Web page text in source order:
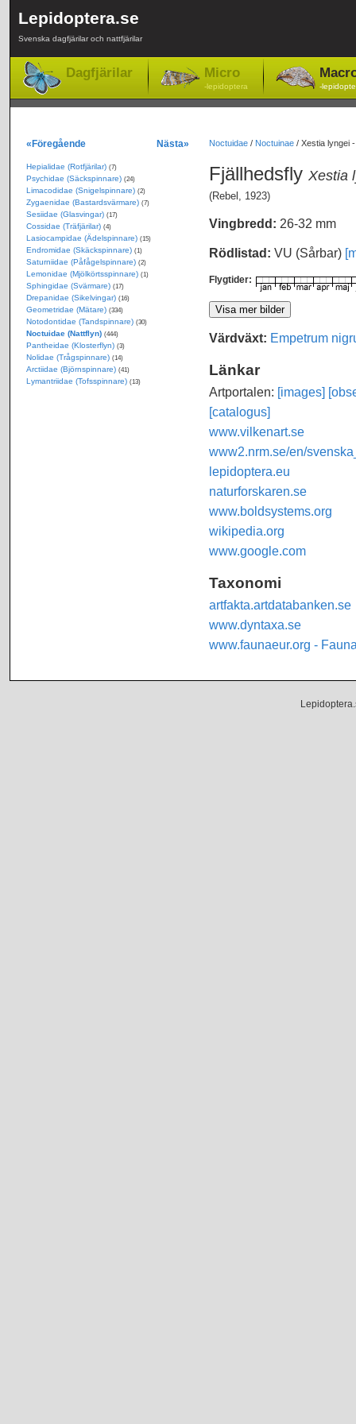
Lepidoptera.se
Svenska dagfjärilar och nattfjärilar
Dagfjärilar Micro
-lepidoptera -
Noctuidae/ Noctuinae/ Xestia lyngei
Fjällhedsfly Xestia
(Rebel, 1923)
Vingbredd: 26-32 mm
Rödlistad: VU (Sårbar)
Flygtider:
Värdväxt: Empetrum
Länkar
Artportalen: [images]
[catalogus]
www.vilkenart.se
www2.nrm.se/en/
lepidoptera.eu
naturforskaren.se
www.boldsystems.org
wikipedia.org
www.google.com
Taxonomi
artfakta.artdatabanken.se
www.dyntaxa.se
www.faunaeur.org -
«Föregående Nästa»
Hepialidae (Rotfjärilar) (7)
Psychidae (Säckspinnare) (24)
Limacodidae (Snigelspinnare) (2)
Zygaenidae (Bastardsvärmare) (7)
Sesiidae (Glasvingar) (17)
Cossidae (Träfjärilar) (4)
Lasiocampidae (Ädelspinnare) (15)
Endromidae (Skäckspinnare) (1)
Saturniidae (Påfågelspinnare) (2)
Lemonidae (Mjölkörtsspinnare) (1)
Sphingidae (Svärmare) (17)
Drepanidae (Sikelvingar) (16)
Geometridae (Mätare) (334)
Notodontidae (Tandspinnare) (30)
Noctuidae (Nattflyn) (444)
Pantheidae (Klosterflyn) (3)
Nolidae (Trågspinnare) (14)
Arctiidae (Björnspinnare) (41)
Lymantriidae (Tofsspinnare) (13)